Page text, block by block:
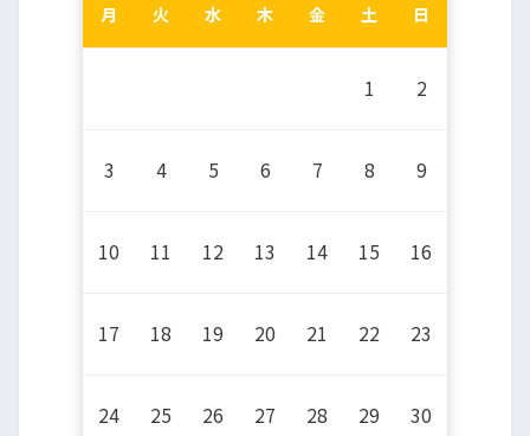
月 火 水 木 金 土 日
1 2
3 4 5 6 7 8 9
10 11 12 13 14 15 16
17 18 19 20 21 22 23
24 25 26 27 28 29 30